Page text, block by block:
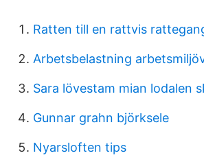
Ratten till en rattvis
Arbetsbelastning
Sara lövestam mian lodalen
Gunnar grahn björksele
Nyarsloften tips